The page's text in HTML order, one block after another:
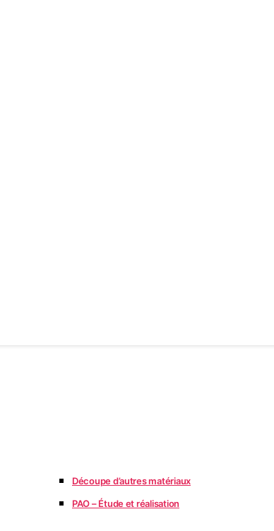
Découpe d’autres matériaux
PAO – Étude et réalisation